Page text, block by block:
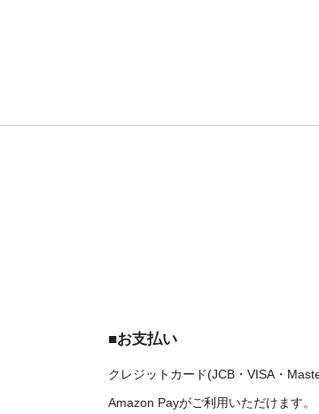
■お支払い
クレジットカード(JCB・VISA・
Amazon Payがご利用いただけます。